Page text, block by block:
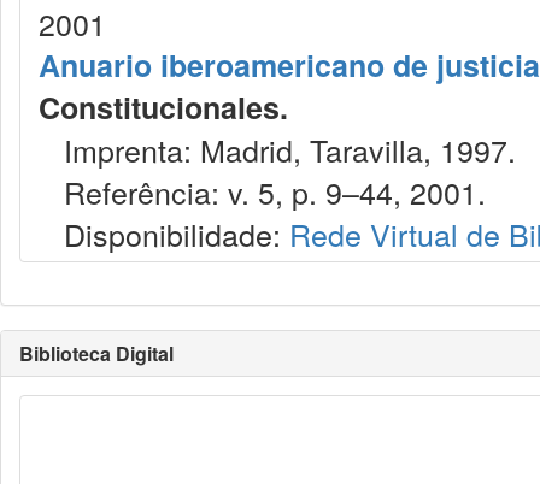
2001
Anuario iberoamericano de
Constitucionales.
Imprenta: Madrid, Taravilla, 1997.
Referência: v. 5, p. 9–44, 2001.
Disponibilidade: Rede Virtual de
Biblioteca Digital